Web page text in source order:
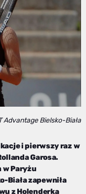
Advantage Bielsko-Biała
i pierwszy raz w
Garosa.
w Paryżu
Biała zapewniła
z Holenderką